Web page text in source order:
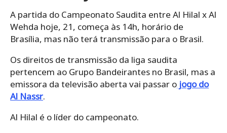
A partida do Campeonato Saudita entre Al Hilal x Al
Wehda hoje, 21, começa às 14h, horário de
Brasília, mas não terá transmissão para o Brasil.
Os direitos de transmissão da liga saudita
pertencem ao Grupo Bandeirantes no Brasil, mas a
emissora da televisão aberta vai passar o jogo do
Al Nassr.
Al Hilal é o líder do campeonato.